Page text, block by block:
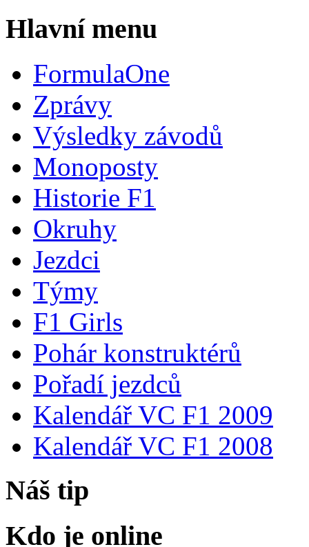
Hlavní menu
FormulaOne
Zprávy
Výsledky závodů
Monoposty
Historie F1
Okruhy
Jezdci
Týmy
F1 Girls
Pohár konstruktérů
Pořadí jezdců
Kalendář VC F1 2009
Kalendář VC F1 2008
Náš tip
Kdo je online